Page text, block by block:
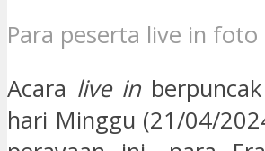
Para peserta live in
Acara live in
hari Minggu (21/04/